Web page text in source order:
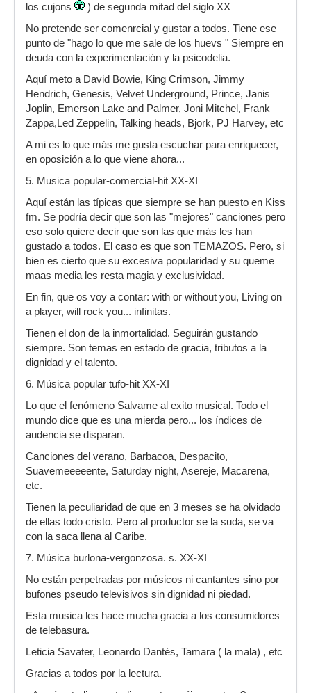
los cujons
) de segunda mitad del siglo XX
No pretende ser comenrcial y gustar a todos. Tiene ese
punto de "hago lo que me sale de los huevs " Siempre en
deuda con la experimentación y la psicodelia.
Aquí meto a David Bowie, King Crimson, Jimmy
Hendrich, Genesis, Velvet Underground, Prince, Janis
Joplin, Emerson Lake and Palmer, Joni Mitchel, Frank
Zappa,Led Zeppelin, Talking heads, Bjork, PJ Harvey, etc
A mi es lo que más me gusta escuchar para enriquecer,
en oposición a lo que viene ahora...
5. Musica popular-comercial-hit XX-XI
Aquí están las típicas que siempre se han puesto en Kiss
fm. Se podría decir que son las "mejores" canciones pero
eso solo quiere decir que son las que más les han
gustado a todos. El caso es que son TEMAZOS. Pero, si
bien es cierto que su excesiva popularidad y su queme
maas media les resta magia y exclusividad.
En fin, que os voy a contar: with or without you, Living on
a player, will rock you... infinitas.
Tienen el don de la inmortalidad. Seguirán gustando
siempre. Son temas en estado de gracia, tributos a la
dignidad y el talento.
6. Música popular tufo-hit XX-XI
Lo que el fenómeno Salvame al exito musical. Todo el
mundo dice que es una mierda pero... los índices de
audencia se disparan.
Canciones del verano, Barbacoa, Despacito,
Suavemeeeeente, Saturday night, Asereje, Macarena,
etc.
Tienen la peculiaridad de que en 3 meses se ha olvidado
de ellas todo cristo. Pero al productor se la suda, se va
con la saca llena al Caribe.
7. Música burlona-vergonzosa. s. XX-XI
No están perpetradas por músicos ni cantantes sino por
bufones pseudo televisivos sin dignidad ni piedad.
Esta musica les hace mucha gracia a los consumidores
de telebasura.
Leticia Savater, Leonardo Dantés, Tamara ( la mala) , etc
Gracias a todos por la lectura.